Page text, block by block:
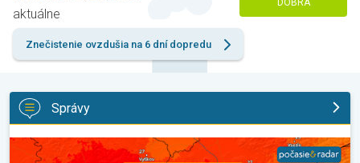
aktuálne
Znečistenie ovzdušia na 6 dní dopredu
Správy
Bol prekonaný rekord minimálnej teploty. Extrémne horúčavy